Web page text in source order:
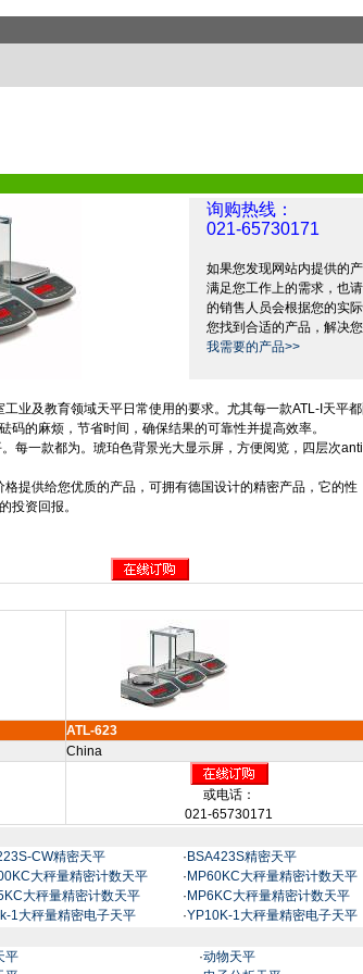
询购热线：
021-65730171
如果您发现网站内提供的
满足您工作上的需求，也
的销售人员会根据您的实
您找到合适的产品，解决
我需要的产品>>
业及教育领域天平日常使用的要求。尤其每一款ATL-I 天平
码的麻烦，节省时间，确保结果的可靠性并提高效率。
每一款都为。琥珀色背景光大显示屏，方便阅览，四层次
格提供给您优质的产品，可拥有德国设计的精密产品，它的性
投资回报。
ATL-623
China
或电话：
021-65730171
CW精密天平 · BSA423S精密天平
大秤量精密计数天平 · MP60KC大秤量精密计数天平
大秤量精密计数天平 · MP6KC大秤量精密计数天平
1大秤量精密电子天平 ·YP10K-1大秤量精密电子天平
平 ·动物天平